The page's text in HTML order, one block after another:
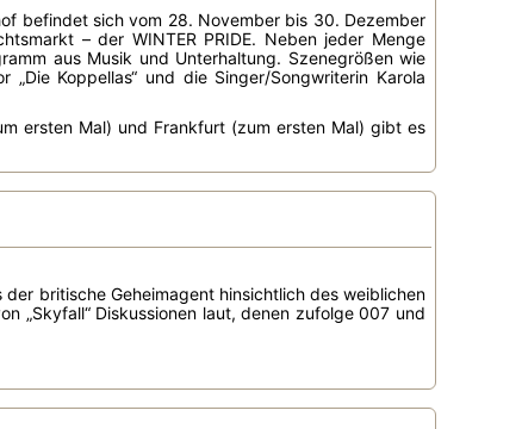
befindet sich vom 28. November bis 30. Dezember
– der WINTER PRIDE. Neben jeder Menge
aus Musik und Unterhaltung. Szenegrößen wie
Koppellas“ und die Singer/Songwriterin Karola
ersten Mal) und Frankfurt (zum ersten Mal) gibt es
britische Geheimagent hinsichtlich des weiblichen
„Skyfall“ Diskussionen laut, denen zufolge 007 und